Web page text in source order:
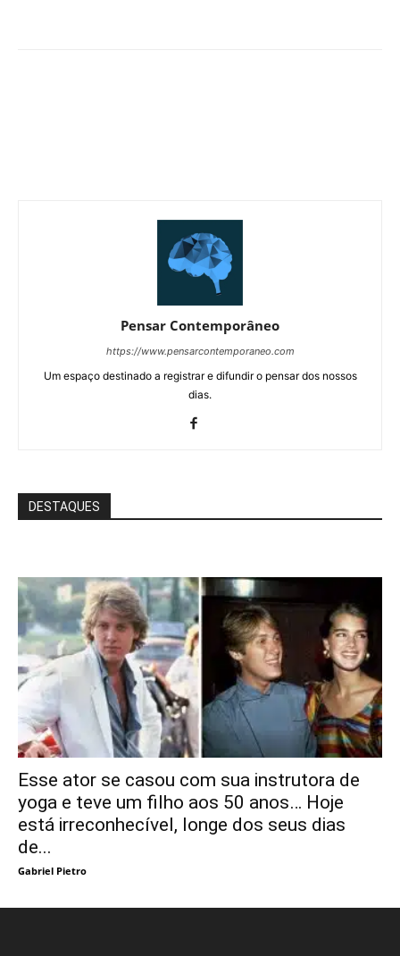
Pensar Contemporâneo
https://www.pensarcontemporaneo.com
Um espaço destinado a registrar e difundir o pensar dos nossos
dias.
DESTAQUES
Esse ator se casou com sua instrutora de
yoga e teve um filho aos 50 anos… Hoje
está irreconhecível, longe dos seus dias
de...
Gabriel Pietro